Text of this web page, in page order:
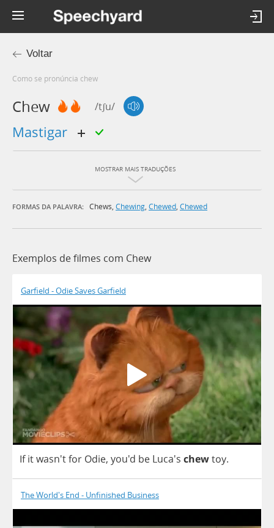
Voltar
Como se pronúncia chew
Chew /tʃu/
mastigar
MOSTRAR MAIS TRADUÇÕES
FORMAS DA PALAVRA: Chews, Chewing, Chewed, Chewed
Exemplos de filmes com Chew
Garfield - Odie Saves Garfield
If itwasn'tfor Odie, you'd be Luca's chewtoy.
The World's End - Unfinished Business